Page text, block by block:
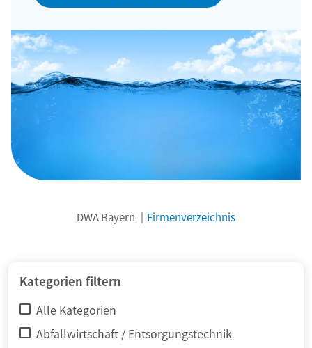
DWA Bayern Firmenverzeichnis
Kategorien filtern
Alle Kategorien
Abfallwirtschaft / Entsorgungstechnik